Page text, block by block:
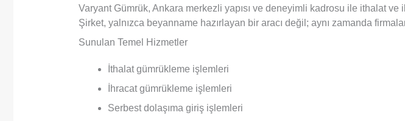
Varyant Gümrük, Ankara merkezli yapısı ve deneyimli kadrosu ile ithalat
Şirket, yalnızca beyanname hazırlayan bir aracı değil; aynı zamanda
Sunulan Temel Hizmetler
İthalat gümrükleme işlemleri
İhracat gümrükleme işlemleri
Serbest dolaşıma giriş işlemleri